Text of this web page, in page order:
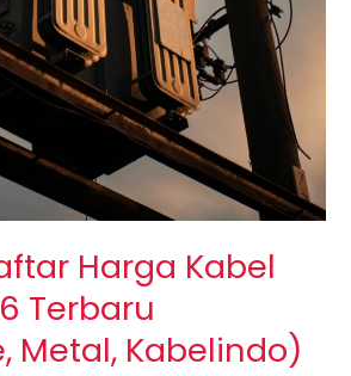
Harga Kabel
Terbaru
Metal, Kabelindo)